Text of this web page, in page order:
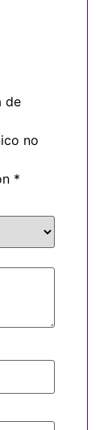
de
no
*